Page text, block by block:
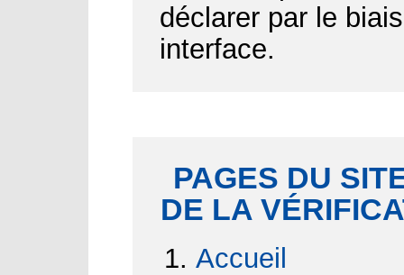
déclarer par le
interface.
PAGES DU
DE LA
Accueil